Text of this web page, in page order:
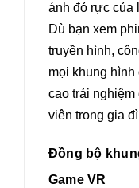
ánh đỏ rực của
Dù bạn xem
truyền hình,
mọi khung hình
cao trải nghiệm
viên trong gia
Đồng bộ
Game VR